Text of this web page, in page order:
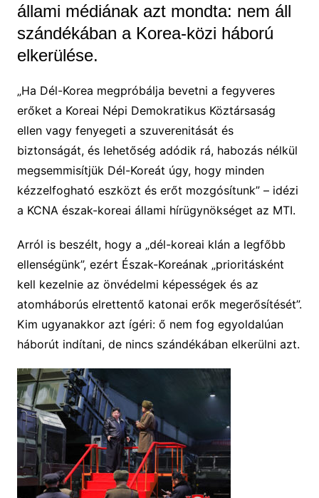
állami médiának azt mondta: nem áll
szándékában a Korea-közi háború
elkerülése.
„Ha Dél-Korea megpróbálja bevetni a fegyveres
erőket a Koreai Népi Demokratikus Köztársaság
ellen vagy fenyegeti a szuverenitását és
biztonságát, és lehetőség adódik rá, habozás nélkül
megsemmisítjük Dél-Koreát úgy, hogy minden
kézzelfogható eszközt és erőt mozgósítunk” – idézi
a KCNA észak-koreai állami hírügynökséget az MTI.
Arról is beszélt, hogy a „dél-koreai klán a legfőbb
ellenségünk”, ezért Észak-Koreának „prioritásként
kell kezelnie az önvédelmi képességek és az
atomháborús elrettentő katonai erők megerősítését”.
Kim ugyanakkor azt ígéri: ő nem fog egyoldalúan
háborút indítani, de nincs szándékában elkerülni azt.